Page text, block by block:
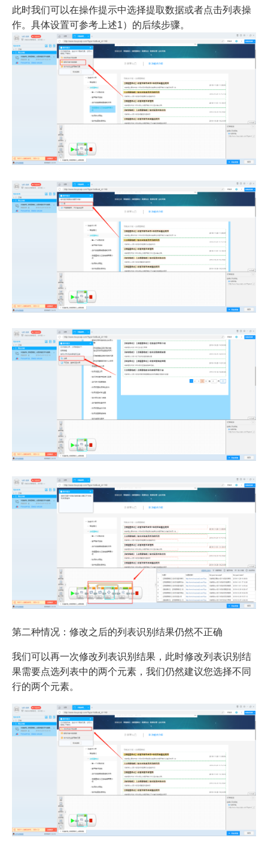
此时我们可以在操作提示中选择提取数据或者点击列表操
作。具体设置可参考上述1）的后续步骤。
第二种情况：修改之后的列表识别结果仍然不正确
我们可以再一次修改列表识别结果，此时修改列表识别结
果需要点选列表中的两个元素，我们仍然建议您选择不同
行的两个元素。